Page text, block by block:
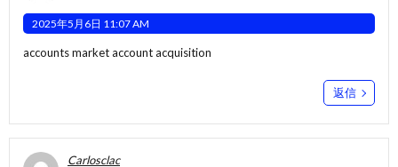
2025年5月6日 11:07 AM
accounts marketaccount acquisition
返信
Carlosclac